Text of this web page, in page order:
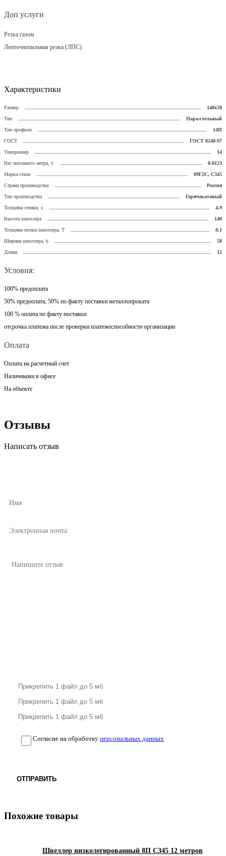
Доп услуги
Резка газом
Ленточнопильная резка (ЛПС)
Характеристики
Размер
140х58
Тип
Параллельный
Тип профиля
14П
ГОСТ
ГОСТ 8240-97
Типоразмер
14
Вес погонного метра, т.
0.0123
Марка стали
09Г2С, С345
Страна производства
Россия
Тип производства
Горячекатаный
Толщина стенки, s
4.9
Высота швеллера
140
Толщина полки швеллера, T
8.1
Ширина швеллера, b
58
Длина
12
Условия:
100% предоплата
50% предоплата, 50% по факту поставки металлопроката
100 % оплата по факту поставки
отсрочка платежа после проверки платежеспособности организации
Оплата
Оплата на расчетный счет
Наличными в офисе
На объекте
Отзывы
Написать отзыв
Согласие на обработку персональных данных
ОТПРАВИТЬ
Похожие товары
Швеллер низколегированный 8П С345 12 метров